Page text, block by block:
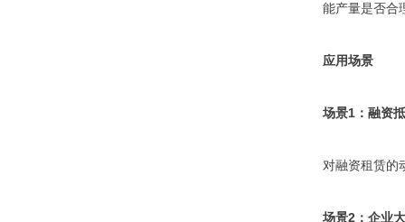
能产量是否合
应用场景
场景1：融资
对融资租赁的
场景2：企业